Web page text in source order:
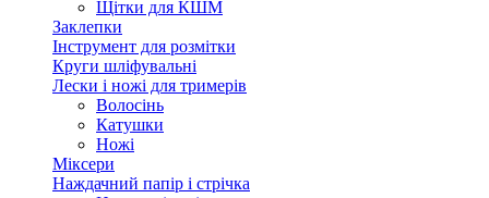
Щітки для КШМ
Заклепки
Інструмент для розмітки
Круги шліфувальні
Лески і ножі для тримерів
Волосінь
Катушки
Ножі
Міксери
Наждачний папір і стрічка